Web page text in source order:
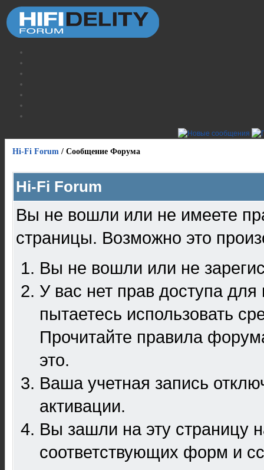
Hi-Fi Forum / Сообщение Форума
Hi-Fi Forum
Вы не вошли или не имеете
страницы. Возможно это
Вы не вошли или не
У вас нет прав доступа
пытаетесь использовать
Прочитайте правила
это.
Ваша учетная запись
активации.
Вы зашли на эту
соответствующих форм и